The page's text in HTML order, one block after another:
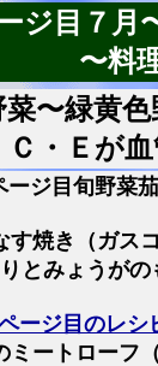
ジ目７月
〜料
菜〜緑黄
Ｃ・Ｅが
ージ目旬野菜
す焼き（ガス
とみょうが
ージ目のレシ
ミートローフ